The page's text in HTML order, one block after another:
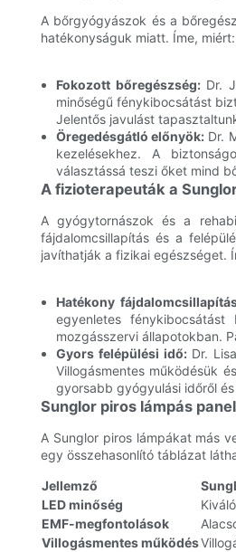
A bőrgyógyászok és a
hatékonyságuk miatt. Íme, miért:
Fokozott bőregészség:Dr.
minőségű fénykibocsátást
Jelentős javulást
Öregedésgátló előnyök: Dr.
kezelésekhez. A
választássá teszi őket mind
A fizioterapeuták a
A gyógytornászok és a
fájdalomcsillapítás és a
javíthatják a fizikai egészséget.
Hatékony
egyenletes
mozgásszervi állapotokban.
Gyors felépülési idő:Dr.
Villogásmentes működésük
gyorsabb gyógyulási időről
Sunglor piros lámpás
A Sunglor piros lámpákat más
egy összehasonlító táblázat
Jellemző
LED minőség
EMF-megfontolások
Villogásmentes működés